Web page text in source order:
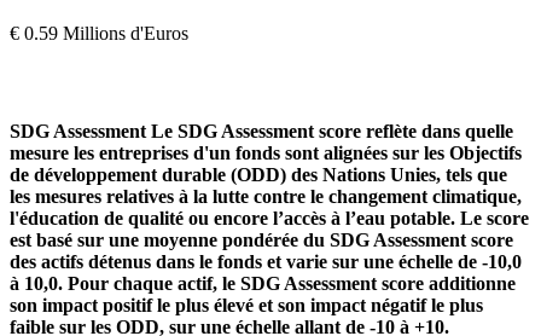
€ 0.59 Millions d'Euros
SDG Assessment Le SDG Assessment score reflète dans quelle
mesure les entreprises d'un fonds sont alignées sur les Objectifs
de développement durable (ODD) des Nations Unies, tels que
les mesures relatives à la lutte contre le changement climatique,
l'éducation de qualité ou encore l’accès à l’eau potable. Le score
est basé sur une moyenne pondérée du SDG Assessment score
des actifs détenus dans le fonds et varie sur une échelle de -10,0
à 10,0. Pour chaque actif, le SDG Assessment score additionne
son impact positif le plus élevé et son impact négatif le plus
faible sur les ODD, sur une échelle allant de -10 à +10.